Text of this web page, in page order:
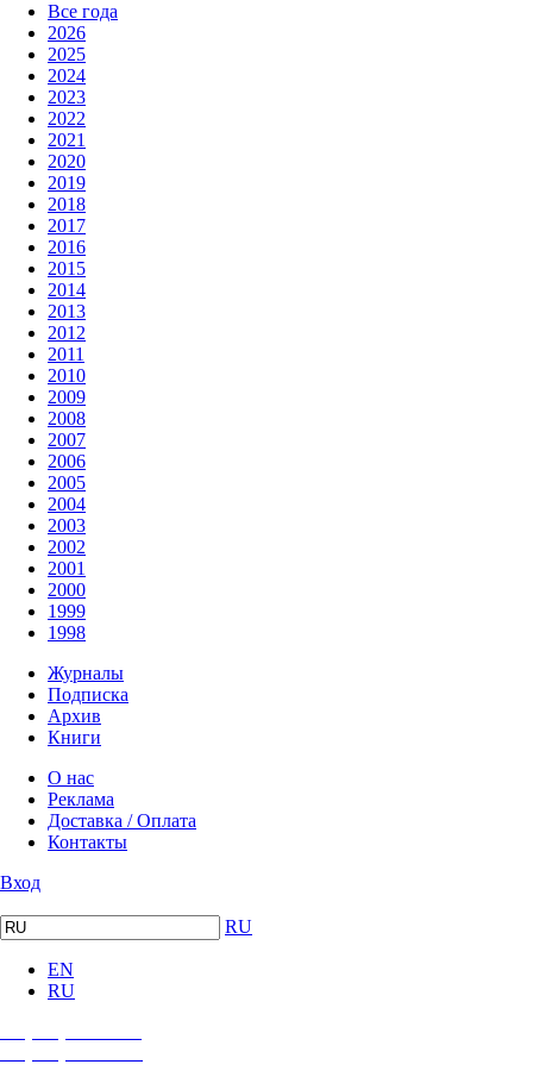
Все года
2026
2025
2024
2023
2022
2021
2020
2019
2018
2017
2016
2015
2014
2013
2012
2011
2010
2009
2008
2007
2006
2005
2004
2003
2002
2001
2000
1999
1998
Журналы
Подписка
Архив
Книги
О нас
Реклама
Доставка / Оплата
Контакты
Вход
RU
EN
RU